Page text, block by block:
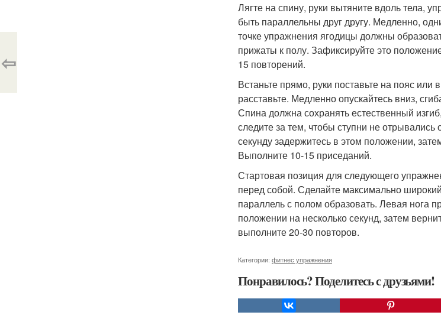
Лягте на спину, руки вытяните вдоль тела,
быть параллельны друг другу. Медленно,
точке упражнения ягодицы должны
прижаты к полу. Зафиксируйте это
15 повторений.
Встаньте прямо, руки поставьте на пояс
расставьте. Медленно опускайтесь вниз,
Спина должна сохранять естественный
следите за тем, чтобы ступни не
секунду задержитесь в этом положении,
Выполните 10-15 приседаний.
Стартовая позиция для следующего
перед собой. Сделайте максимально
параллель с полом образовать. Левая нога
положении на несколько секунд, затем
выполните 20-30 повторов.
Категории: фитнес упражнения
Понравилось? Поделитесь с друзьями!
⇦